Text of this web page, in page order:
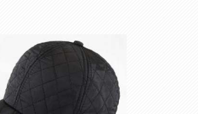
عالی,دوخت مناسب,سبکی,
ازدیگرخصوصیات این کلاه می